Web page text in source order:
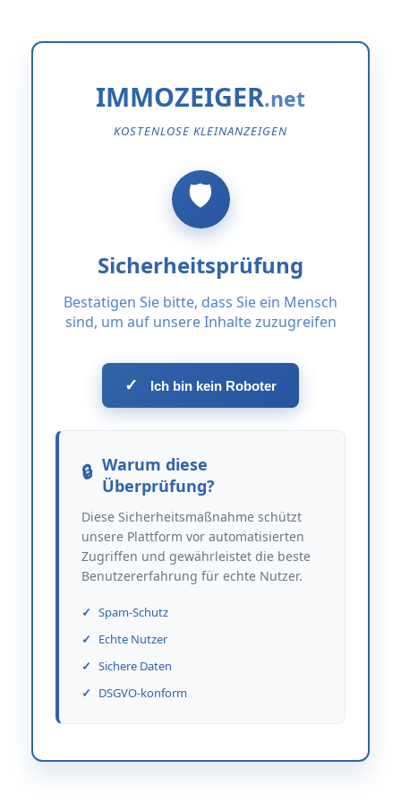
IMMOZEIGER
KOSTENLOSE KLEINANZEIGEN
Sicherheitsprüfung
Bestätigen Sie bitte, dass Sie ein Mensch
sind, um auf unsere Inhalte zuzugreifen
✓ Ich bin kein Roboter
Warum diese
Überprüfung?
Diese Sicherheitsmaßnahme schützt
unsere Plattform vor automatisierten
Zugriffen und gewährleistet die beste
Benutzererfahrung für echte Nutzer.
Spam-Schutz
Echte Nutzer
Sichere Daten
DSGVO-konform